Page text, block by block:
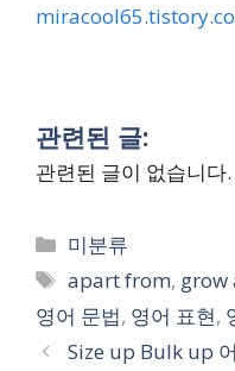
관련된 글:
관련된 글이 없습니다.
Categories
미분류
Tags
apart from, grow
영어 문법, 영어 표현,
Size up Bulk up